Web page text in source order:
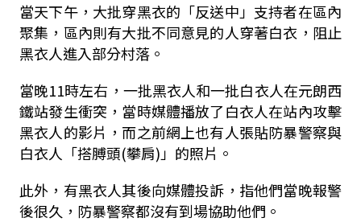
當天下午，大批穿黑衣的「反送中」支持者在區內
聚集，區內則有大批不同意見的人穿著白衣，阻止
黑衣人進入部分村落。
當晚11時左右，一批黑衣人和一批白衣人在元朗西
鐵站發生衝突，當時媒體播放了白衣人在站內攻擊
黑衣人的影片，而之前網上也有人張貼防暴警察與
白衣人「搭膊頭(攀肩)」的照片。
此外，有黑衣人其後向媒體投訴，指他們當晚報警
後很久，防暴警察都沒有到場協助他們。